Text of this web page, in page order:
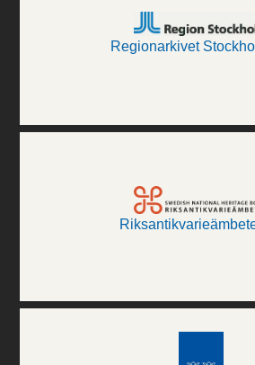
Regionarkivet